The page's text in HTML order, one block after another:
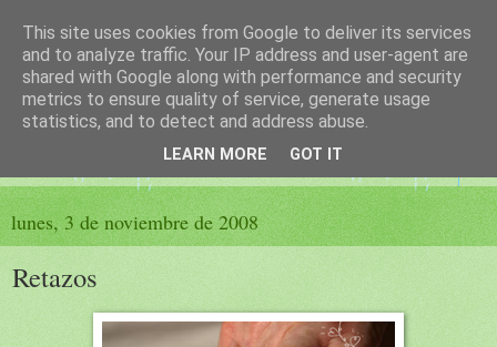
El sueño de las palabras
PÁGINA LITERARIA DE FELISA MORENO
lunes, 3 de noviembre de 2008
Retazos
This site uses cookies from Google to deliver its services
and to analyze traffic. Your IP address and user-agent are
shared with Google along with performance and security
metrics to ensure quality of service, generate usage
statistics, and to detect and address abuse.
LEARN MORE GOT IT